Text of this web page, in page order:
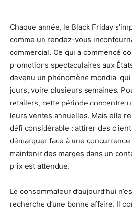
Chaque année, le Black Friday
comme un rendez-vous
commercial. Ce qui a commencé
promotions spectaculaires aux
devenu un phénomène mondial
jours, voire plusieurs semaines.
retailers, cette période concentre
leurs ventes annuelles. Mais elle
défi considérable : attirer des
démarquer face à une
maintenir des marges dans un
prix est attendue.
Le consommateur d’aujourd’hui
recherche d’une bonne affaire. Il